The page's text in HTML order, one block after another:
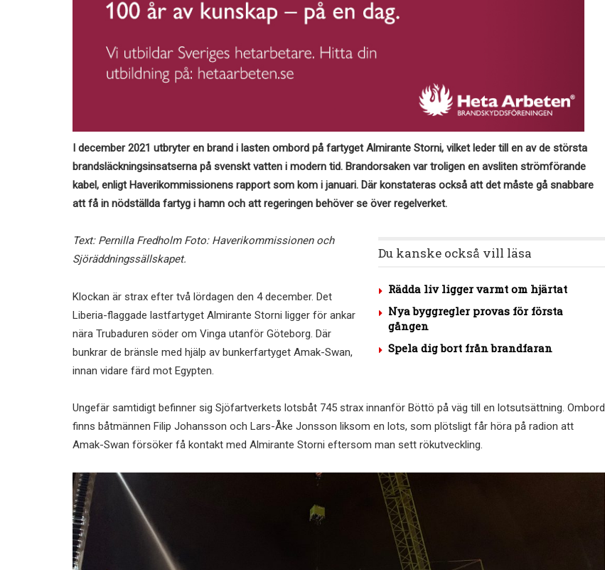
I december 2021 utbryter en brand i lasten ombord på fartyget Almirante Storni, vilket leder till en av de största
brandsläckningsinsatserna på svenskt vatten i modern tid. Brandorsaken var troligen en avsliten strömförande
kabel, enligt Haverikommissionens rapport som kom i januari. Där konstateras också att det måste gå snabbare
att få in nödställda fartyg i hamn och att regeringen behöver se över regelverket.
Du kanske också vill läsa
Rädda liv ligger varmt om hjärtat
Nya byggregler provas för första
gången
Spela dig bort från brandfaran
Text: Pernilla Fredholm Foto: Haverikommissionen och
Sjöräddningssällskapet.
Klockan är strax efter två lördagen den 4 december. Det
Liberia-flaggade lastfartyget Almirante Storni ligger för ankar
nära Trubaduren söder om Vinga utanför Göteborg. Där
bunkrar de bränsle med hjälp av bunkerfartyget Amak-Swan,
innan vidare färd mot Egypten.
Ungefär samtidigt befinner sig Sjöfartverkets lotsbåt 745 strax innanför Böttö på väg till en lotsutsättning. Ombord
finns båtmännen Filip Johansson och Lars-Åke Jonsson liksom en lots, som plötsligt får höra på radion att
Amak-Swan försöker få kontakt med Almirante Storni eftersom man sett rökutveckling.